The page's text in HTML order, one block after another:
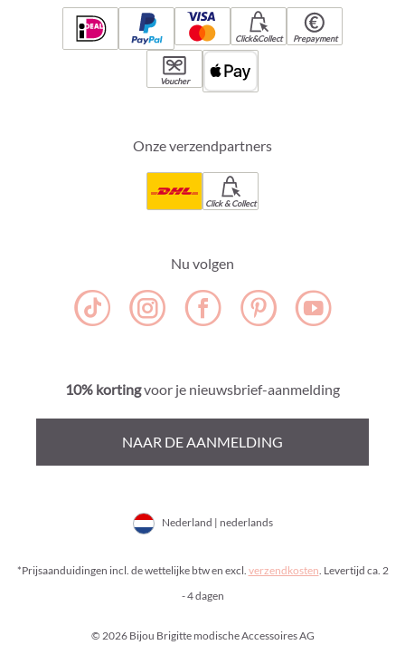
Click&Collect Prepayment
Voucher
Onze verzendpartners
Click & Collect
Nu volgen
10% kortingvoor je nieuwsbrief-aanmelding
NAAR DE AANMELDING
Nederland | nederlands
*Prijsaanduidingen incl. de wettelijke btw en excl. verzendkosten. Levertijd ca. 2
- 4 dagen
© 2026 Bijou Brigitte modische Accessoires AG